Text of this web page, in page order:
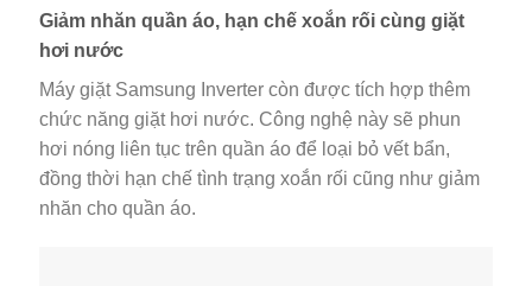
Giảm nhăn quần áo, hạn chế xoắn rối cùng giặt
hơi nước
Máy giặt Samsung Inverter còn được tích hợp thêm
chức năng giặt hơi nước. Công nghệ này sẽ phun
hơi nóng liên tục trên quần áo để loại bỏ vết bẩn,
đồng thời hạn chế tình trạng xoắn rối cũng như giảm
nhăn cho quần áo.